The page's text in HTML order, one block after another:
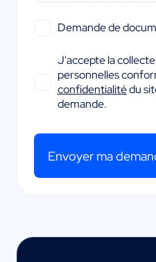
Demande de
J'accepte la
personnelles
confidentialitédu
demande.
Envoyer ma